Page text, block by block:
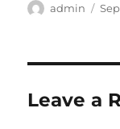
Author
admin
Leave a